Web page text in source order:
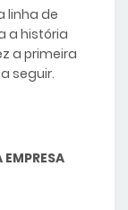
linha de
a história
a primeira
seguir.
EMPRESA